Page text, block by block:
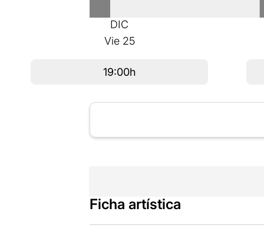
DIC
Vie 25
19:00h
Ficha artística